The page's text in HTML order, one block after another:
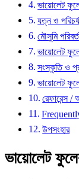
ভায়োলেট
যত্ন ও
মৌসুমি
ভায়োলেট
সংস্কৃতি ও
ভায়োলেট
রেফারেন্স /
উপসংহার
ভায়োলেট